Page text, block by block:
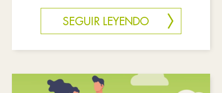
SEGUIR LEYENDO